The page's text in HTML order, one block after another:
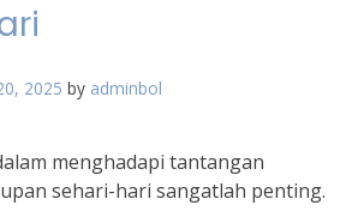
2025 by adminbol
menghadapi tantangan
sehari-hari sangatlah penting.